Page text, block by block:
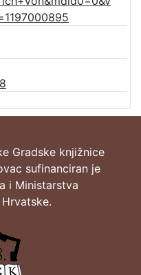
Gradske knjižnice
sufinanciran je
i Ministarstva